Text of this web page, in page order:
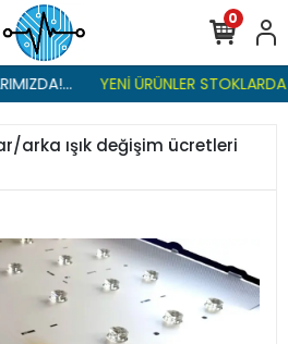
YENİ ÜRÜNLER STOKLARDA
0
arka ışık değişim ücretleri